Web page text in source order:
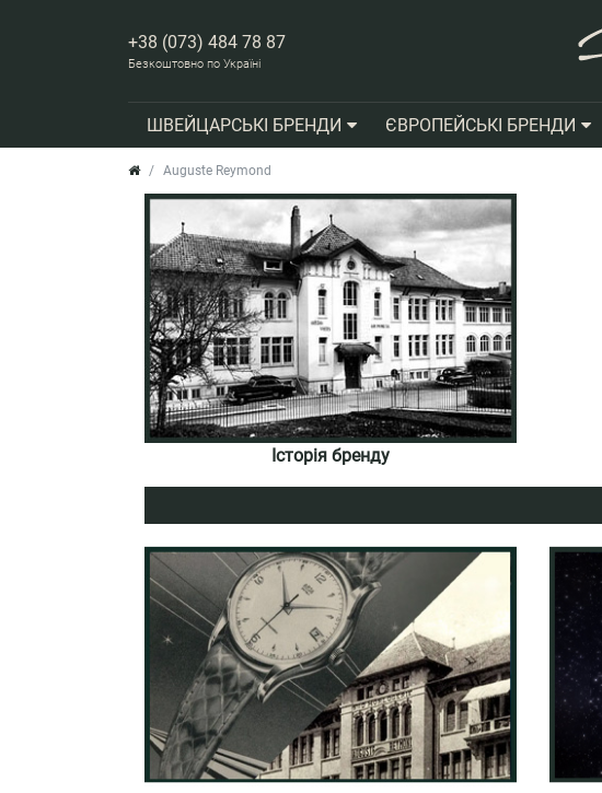
+38 (073) 484 78 87
Безкоштовно по Україні
ШВЕЙЦАРСЬКІ БРЕНДИ ЄВРОПЕЙСЬКІ БРЕНДИ
Auguste Reymond
Історія бренду